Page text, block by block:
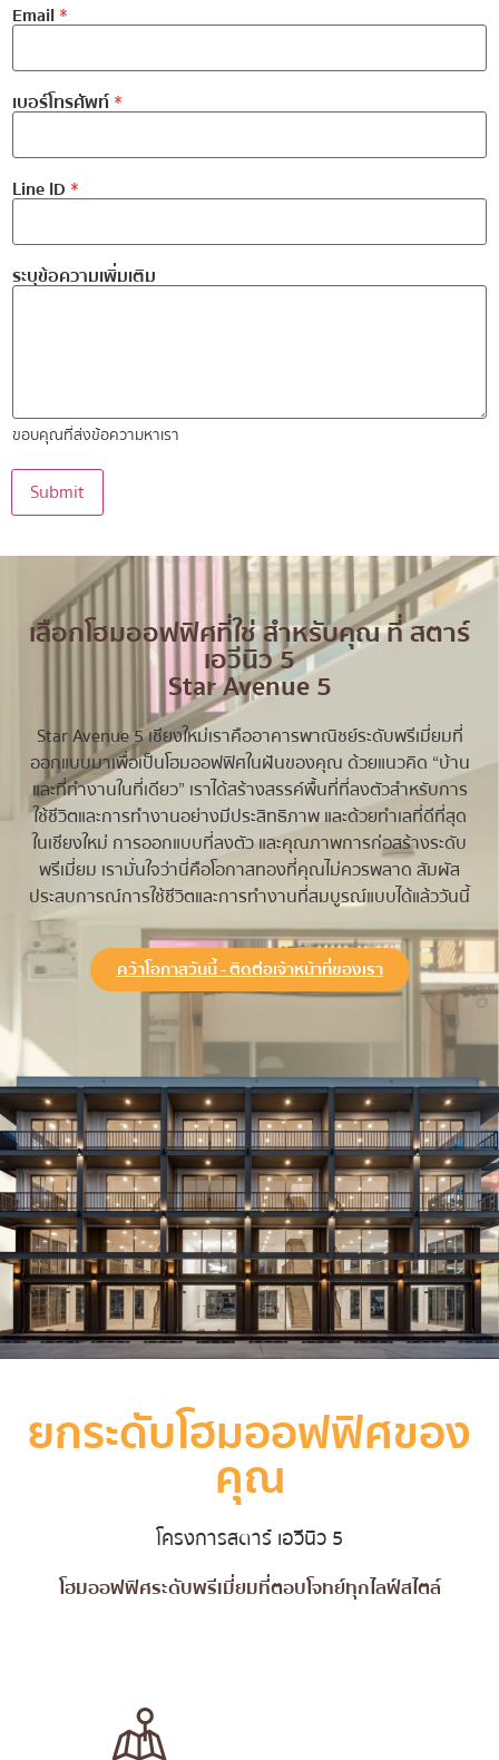
Email*
*
น
ส
กุ
ล
เบอร์โทรศัพท์*
Line ID *
ระบุข้อความเพิ่มเติม
ขอบคุณที่ส่งข้อความหาเรา
Submit
เลือกโฮมออฟฟิศที่ใช่ สำหรับคุณ ที่ สตาร์
เอวีนิว 5
Star Avenue 5
Star Avenue 5 เชียงใหม่เราคืออาคารพาณิชย์ระดับพรีเมี่ยมที่
ออกแบบมาเพื่อเป็นโฮมออฟฟิศในฝันของคุณ ด้วยแนวคิด “บ้าน
และที่ทำงานในที่เดียว” เราได้สร้างสรรค์พื้นที่ที่ลงตัวสำหรับการ
ใช้ชีวิตและการทำงานอย่างมีประสิทธิภาพ และด้วยทำเลที่ดีที่สุด
ในเชียงใหม่ การออกแบบที่ลงตัว และคุณภาพการก่อสร้างระดับ
พรีเมี่ยม เรามั่นใจว่านี่คือโอกาสทองที่คุณไม่ควรพลาด สัมผัส
ประสบการณ์การใช้ชีวิตและการทำงานที่สมบูรณ์แบบได้แล้ววันนี้
คว้าโอกาสวันนี้ - ติดต่อเจ้าหน้าที่ของเรา
ยกระดัับโฮมออฟฟิศของ
คุณ
โครงการสตาร์ เอวีนิว 5
โฮมออฟฟิศระดับพรีเมี่ยมที่ตอบโจทย์ทุกไลฟ์สไตล์